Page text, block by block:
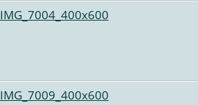
IMG_7004_400x600
IMG_7009_400x600